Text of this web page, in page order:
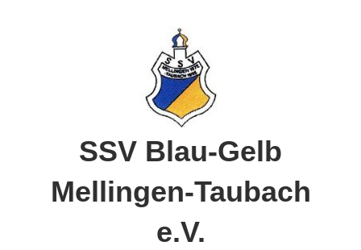
SSV Blau-Gelb
Mellingen-Taubach
e.V.